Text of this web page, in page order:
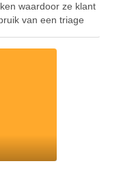
waardoor ze klant
van een triage